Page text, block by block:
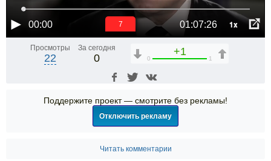
00:00 01:07:26 1x
6
Просмотры
22
За сегодня
0
+1
0 1
Поддержите проект — смотрите без рекламы!
Отключить рекламу
Читать комментарии